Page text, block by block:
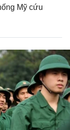
Mỹ cứu